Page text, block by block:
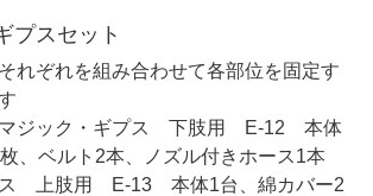
プスセット
れぞれを組み合わせて各部位を固定す
マジック・ギプス 下肢用 E-12 本体
、ベルト2本、ノズル付きホース1本
ス 上肢用 E-13 本体1台、綿カバー2